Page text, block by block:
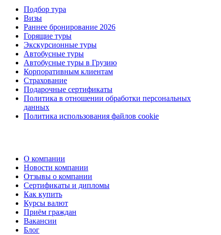
Подбор тура
Визы
Раннее бронирование 2026
Горящие туры
Экскурсионные туры
Автобусные туры
Автобусные туры в Грузию
Корпоративным клиентам
Страхование
Подарочные сертификаты
Политика в отношении обработки персональных
данных
Политика использования файлов cookie
О компании
Новости компании
Отзывы о компании
Сертификаты и дипломы
Как купить
Курсы валют
Приём граждан
Вакансии
Блог